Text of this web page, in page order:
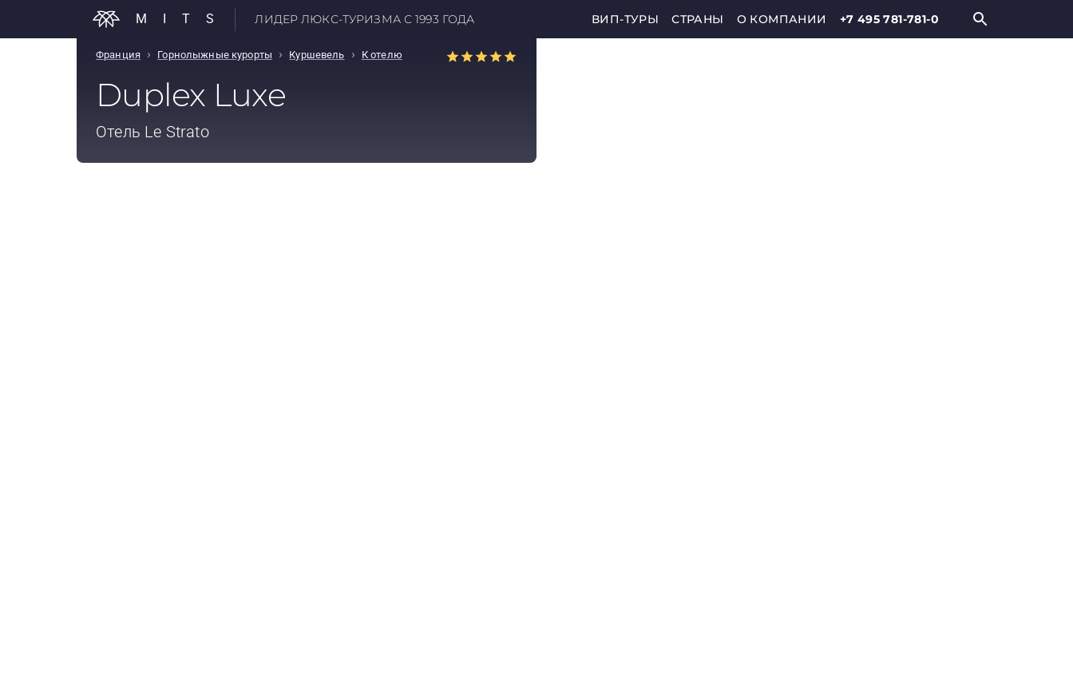
MITS ЛИДЕР ЛЮКС-ТУРИЗМА С 1993 ГОДА ВИП-ТУРЫ СТРАНЫ О КОМПАНИИ +7 495 781-781-0
Франция › Горнолыжные курорты › Куршевель › К отелю
Duplex Luxe
Отель Le Strato